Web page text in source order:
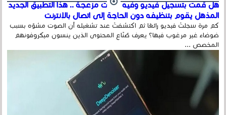
هل قمت بتسجيل فيديو وفيه أصوت مزعجة .. هذا التطبيق الجديد
المذهل يقوم بتنظيفه دون الحاجة إلى اتصال بالإنترنت
كم مرة سجلتَ فيديو رائعًا ثم اكتشفتَ عند تشغيله أن الصوت مشوّه بسبب
ضوضاء غير مرغوب فيها؟ يعرف صُنّاع المحتوى الذين ينسون ميكروفونهم
المخصص ...